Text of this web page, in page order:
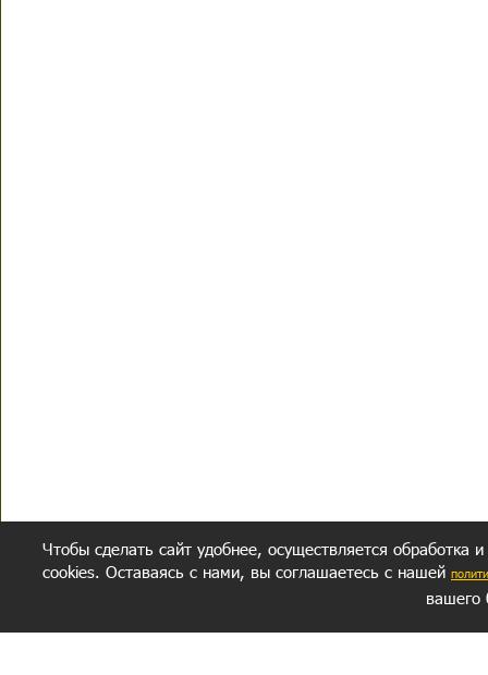
Чтобы сделать сайт удобнее, осуществляется обработка
cookies. Оставаясь с нами, вы соглашаетесь с нашей
вашего